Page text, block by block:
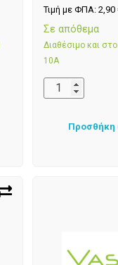
Τιμή με ΦΠΑ: 2,90
Σε απόθεμα
Διαθέσιμο και
10Α
Προσθήκη